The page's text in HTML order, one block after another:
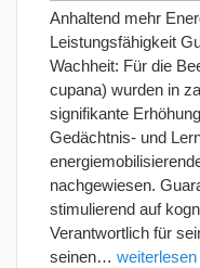
Anhaltend mehr
Leistungsfähigkeit
Wachheit: Für die
cupana) wurden in
signifikante
Gedächtnis- und
nachgewiesen.
stimulierend auf
Verantwortlich für
seinen… weiterlesen